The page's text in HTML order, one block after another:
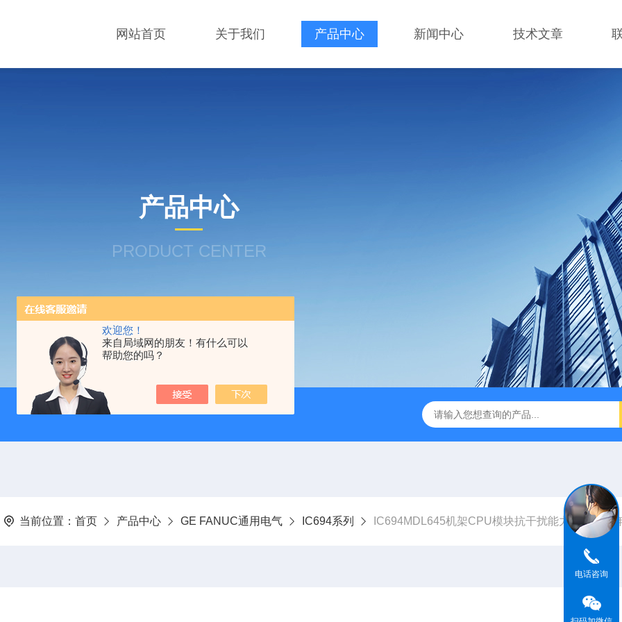
欢迎您！
来自局域网的朋友！有什么可以
帮助您的吗？
网站首页 关于我们 产品中心 新闻中心 技术文章
产品中心
PRODUCT CENTER
当前位置： 首页 产品中心 GE FANUC通用电气 IC694系列 IC694MDL645机架CPU模块抗干扰能力强质保一
电话咨询